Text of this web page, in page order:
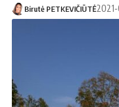
Birutė PETKEVIČIŪTĖ